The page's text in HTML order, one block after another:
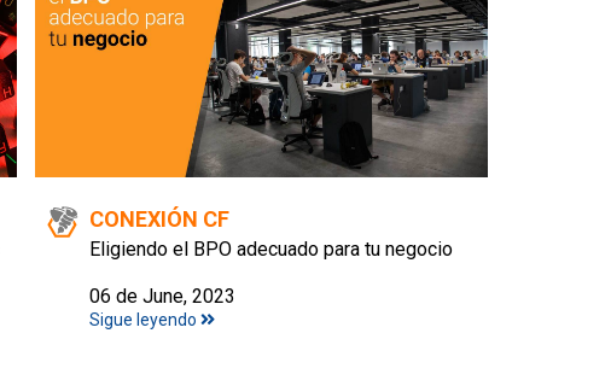
CONEXIÓN CF
Eligiendo el BPO adecuado para tu negocio
06 de June, 2023
Sigue leyendo